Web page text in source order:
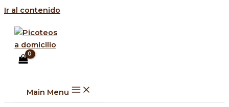
Ir al contenido
Main Menu